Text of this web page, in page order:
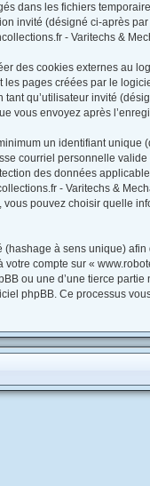
dans les fichiers
invité (désigné ci-après
- Varitechs &
des cookies externes au
pages créées par le
tant qu’utilisateur invité
vous envoyez après
un identifiant unique
courriel personnelle
des données
- Varitechs &
vous pouvez choisir quelle
(hashage à sens unique)
votre compte sur «
ou une d’une tierce
phpBB. Ce processus